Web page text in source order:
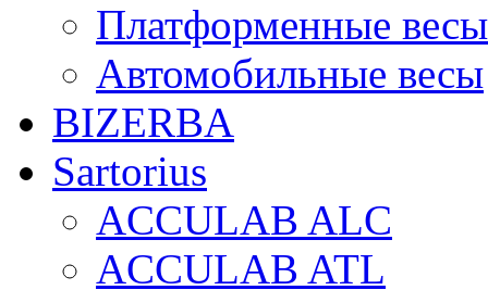
Платформенные весы
Автомобильные весы
BIZERBA
Sartorius
ACCULAB ALC
ACCULAB ATL